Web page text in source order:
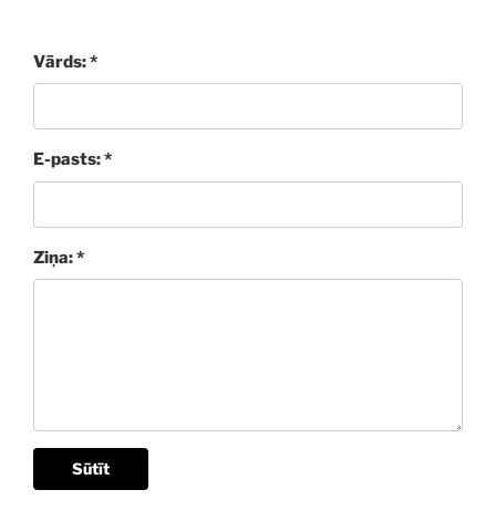
Vārds: *
E-pasts: *
Ziņa: *
Sūtīt